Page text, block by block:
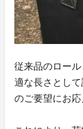
従来品のロー
適な長さとし
のご要望にお応